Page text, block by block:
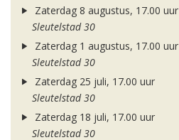
Zaterdag 8 augustus, 17.00 uur
Sleutelstad 30
Zaterdag 1 augustus, 17.00 uur
Sleutelstad 30
Zaterdag 25 juli, 17.00 uur
Sleutelstad 30
Zaterdag 18 juli, 17.00 uur
Sleutelstad 30